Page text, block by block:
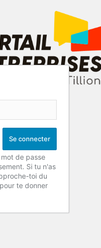
de passe
Si tu n'as
toi du
te donner